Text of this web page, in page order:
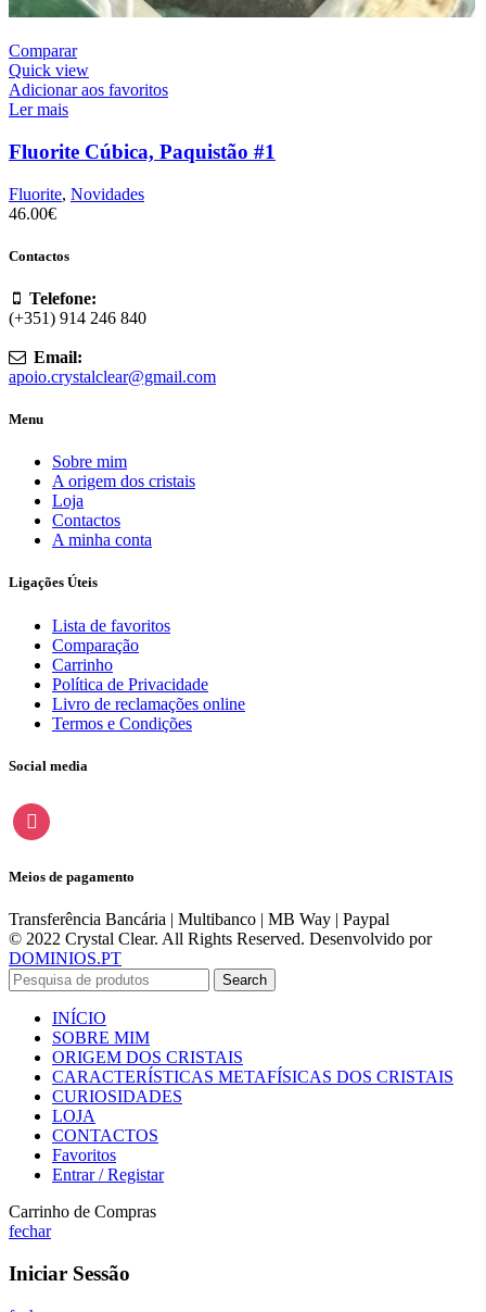
Comparar
Quick view
Adicionar aos favoritos
Ler mais
Fluorite Cúbica, Paquistão #1
Fluorite, Novidades
46.00€
Contactos
Telefone:
(+351) 914 246 840
Email:
apoio.crystalclear@gmail.com
Menu
Sobre mim
A origem dos cristais
Loja
Contactos
A minha conta
Ligações Úteis
Lista de favoritos
Comparação
Carrinho
Política de Privacidade
Livro de reclamações online
Termos e Condições
Social media
instagram
Meios de pagamento
Transferência Bancária | Multibanco | MB Way | Paypal
© 2022 Crystal Clear. All Rights Reserved. Desenvolvido por
DOMINIOS.PT
Search
INÍCIO
SOBRE MIM
ORIGEM DOS CRISTAIS
CARACTERÍSTICAS METAFÍSICAS DOS CRISTAIS
CURIOSIDADES
LOJA
CONTACTOS
Favoritos
Entrar / Registar
Carrinho de Compras
fechar
Iniciar Sessão